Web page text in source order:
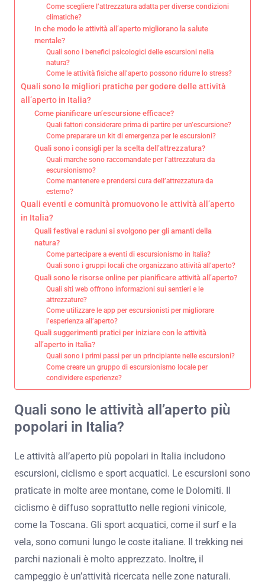
Come scegliere l’attrezzatura adatta per diverse condizioni
climatiche?
In che modo le attività all’aperto migliorano la salute
mentale?
Quali sono i benefici psicologici delle escursioni nella
natura?
Come le attività fisiche all’aperto possono ridurre lo stress?
Quali sono le migliori pratiche per godere delle attività
all’aperto in Italia?
Come pianificare un’escursione efficace?
Quali fattori considerare prima di partire per un’escursione?
Come preparare un kit di emergenza per le escursioni?
Quali sono i consigli per la scelta dell’attrezzatura?
Quali marche sono raccomandate per l’attrezzatura da
escursionismo?
Come mantenere e prendersi cura dell’attrezzatura da
esterno?
Quali eventi e comunità promuovono le attività all’aperto
in Italia?
Quali festival e raduni si svolgono per gli amanti della
natura?
Come partecipare a eventi di escursionismo in Italia?
Quali sono i gruppi locali che organizzano attività all’aperto?
Quali sono le risorse online per pianificare attività all’aperto?
Quali siti web offrono informazioni sui sentieri e le
attrezzature?
Come utilizzare le app per escursionisti per migliorare
l’esperienza all’aperto?
Quali suggerimenti pratici per iniziare con le attività
all’aperto in Italia?
Quali sono i primi passi per un principiante nelle escursioni?
Come creare un gruppo di escursionismo locale per
condividere esperienze?
Quali sono le attività all’aperto più
popolari in Italia?
Le attività all’aperto più popolari in Italia includono
escursioni, ciclismo e sport acquatici. Le escursioni sono
praticate in molte aree montane, come le Dolomiti. Il
ciclismo è diffuso soprattutto nelle regioni vinicole,
come la Toscana. Gli sport acquatici, come il surf e la
vela, sono comuni lungo le coste italiane. Il trekking nei
parchi nazionali è molto apprezzato. Inoltre, il
campeggio è un’attività ricercata nelle zone naturali.